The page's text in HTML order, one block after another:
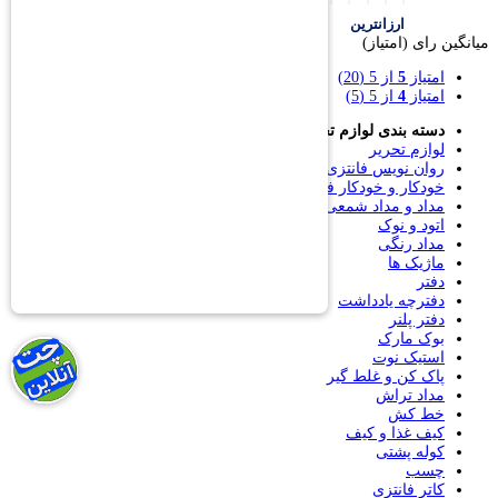
ارزانترین
میانگین رای (امتیاز)
امتیاز 5 از 5
(20)
امتیاز 4 از 5 (5)
دسته بندی لوازم تحریر
لوازم تحریر
روان نویس فانتزی
خودکار و خودکار فشاری
مداد و مداد شمعی
اتود و نوک
مداد رنگی
ماژیک ها
دفتر
دفترچه یادداشت
دفتر پلنر
بوک مارک
استیک نوت
پاک کن و غلط گیر
مداد تراش
خط کش
کیف غذا و کیف
کوله پشتی
چسب
کاتر فانتزی